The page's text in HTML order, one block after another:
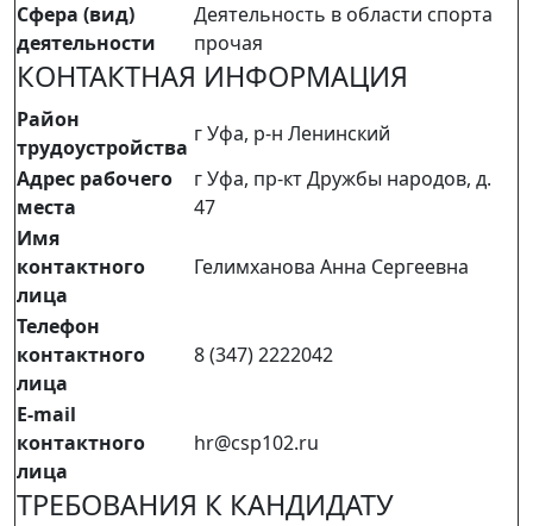
Сфера (вид)
деятельности
Деятельность в области спорта
прочая
КОНТАКТНАЯ ИНФОРМАЦИЯ
Район
трудоустройства
г Уфа, р-н Ленинский
Адрес рабочего
места
г Уфа, пр-кт Дружбы народов, д.
47
Имя
контактного
лица
Гелимханова Анна Сергеевна
Телефон
контактного
лица
8 (347) 2222042
E-mail
контактного
лица
hr@csp102.ru
ТРЕБОВАНИЯ К КАНДИДАТУ